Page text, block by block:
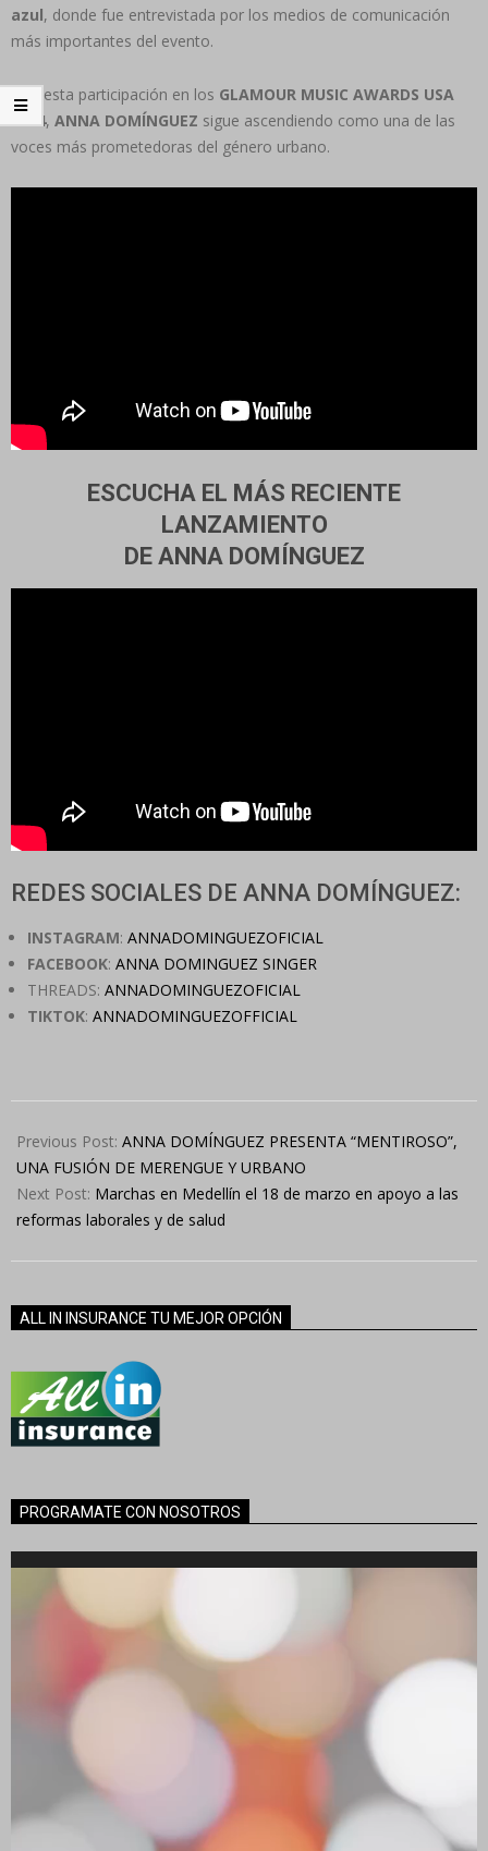
azul, donde fue entrevistada por los medios de comunicación
más importantes del evento.
Con esta participación en los GLAMOUR MUSIC AWARDS USA
2024, ANNA DOMÍNGUEZ sigue ascendiendo como una de las
voces más prometedoras del género urbano.
ESCUCHA EL MÁS RECIENTE
LANZAMIENTO
DE ANNA DOMÍNGUEZ
REDES SOCIALES DE ANNA DOMÍNGUEZ:
INSTAGRAM: ANNADOMINGUEZOFICIAL
FACEBOOK: ANNA DOMINGUEZ SINGER
THREADS: ANNADOMINGUEZOFICIAL
TIKTOK: ANNADOMINGUEZOFFICIAL
03-
11
Previous Post: ANNA DOMÍNGUEZ PRESENTA “MENTIROSO”,
UNA FUSIÓN DE MERENGUE Y URBANO
Next Post: Marchas en Medellín el 18 de marzo en apoyo a las
reformas laborales y de salud
ALL IN INSURANCE TU MEJOR OPCIÓN
PROGRAMATE CON NOSOTROS
Reproductor